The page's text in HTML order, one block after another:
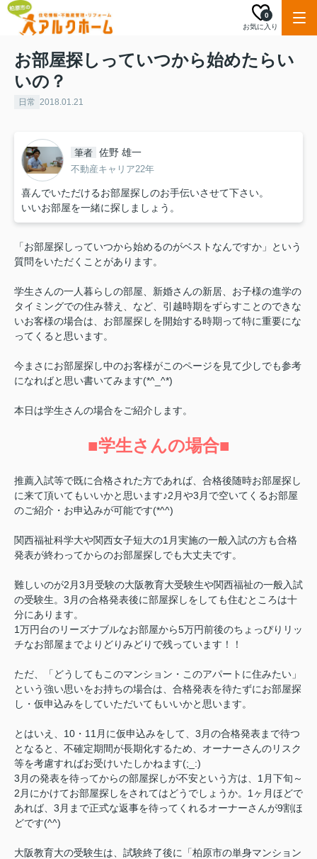
お気に入り
0
お部屋探しっていつから始めたらい
いの？
日常 2018.01.21
筆者 佐野 雄一
不動産キャリア22年
喜んでいただけるお部屋探しのお手伝いさせて下さい。
いいお部屋を一緒に探しましょう。
「お部屋探しっていつから始めるのがベストなんですか」という
質問をいただくことがあります。
学生さんの一人暮らしの部屋、新婚さんの新居、お子様の進学の
タイミングでの住み替え、など、引越時期をずらすことのできな
いお客様の場合は、お部屋探しを開始する時期って特に重要にな
ってくると思います。
今まさにお部屋探し中のお客様がこのページを見て少しでも参考
になればと思い書いてみます(*^_^*)
本日は学生さんの場合をご紹介します。
■学生さんの場合■
推薦入試等で既に合格された方であれば、合格後随時お部屋探し
に来て頂いてもいいかと思います♪2月や3月で空いてくるお部屋
のご紹介・お申込みが可能です(*^^)
関西福祉科学大や関西女子短大の1月実施の一般入試の方も合格
発表が終わってからのお部屋探しでも大丈夫です。
難しいのが2月3月受験の大阪教育大受験生や関西福祉の一般入試
の受験生。3月の合格発表後に部屋探しをしても住むところは十
分にあります。
1万円台のリーズナブルなお部屋から5万円前後のちょっぴりリッ
チなお部屋までよりどりみどりで残っています！！
ただ、「どうしてもこのマンション・このアパートに住みたい」
という強い思いをお持ちの場合は、合格発表を待たずにお部屋探
し・仮申込みをしていただいてもいいかと思います。
とはいえ、10・11月に仮申込みをして、3月の合格発表まで待つ
となると、不確定期間が長期化するため、オーナーさんのリスク
等を考慮すればお受けいたしかねます(;_:)
3月の発表を待ってからの部屋探しが不安という方は、1月下旬～
2月にかけてお部屋探しをされてはどうでしょうか。1ヶ月ほどで
あれば、3月まで正式な返事を待ってくれるオーナーさんが9割ほ
どです(^^)
大阪教育大の受験生は、試験終了後に「柏原市の単身マンション